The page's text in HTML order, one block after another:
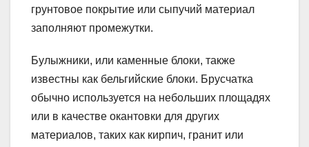
грунтовое покрытие или сыпучий материал
заполняют промежутки.
Булыжники, или каменные блоки, также
известны как бельгийские блоки. Брусчатка
обычно используется на небольших площадях
или в качестве окантовки для других
материалов, таких как кирпич, гранит или